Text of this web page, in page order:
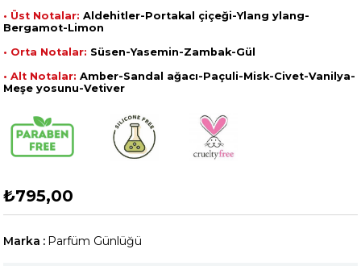
• Üst Notalar: Aldehitler-Portakal çiçeği-Ylang ylang-
Bergamot-Limon
• Orta Notalar: Süsen-Yasemin-Zambak-Gül
• Alt Notalar: Amber-Sandal ağacı-Paçuli-Misk-Civet-Vanilya-
Meşe yosunu-Vetiver
₺795,00
Marka : Parfüm Günlüğü